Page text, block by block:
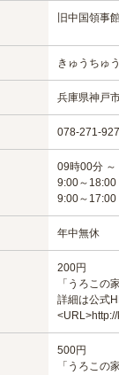
旧中国領事
きゅうちゅ
兵庫県神戸
078-271-
09時00分 ～
9:00～18:00
9:00～17:00
年中無休
200円
「うろこの
詳細は公式
500円
「うろこの